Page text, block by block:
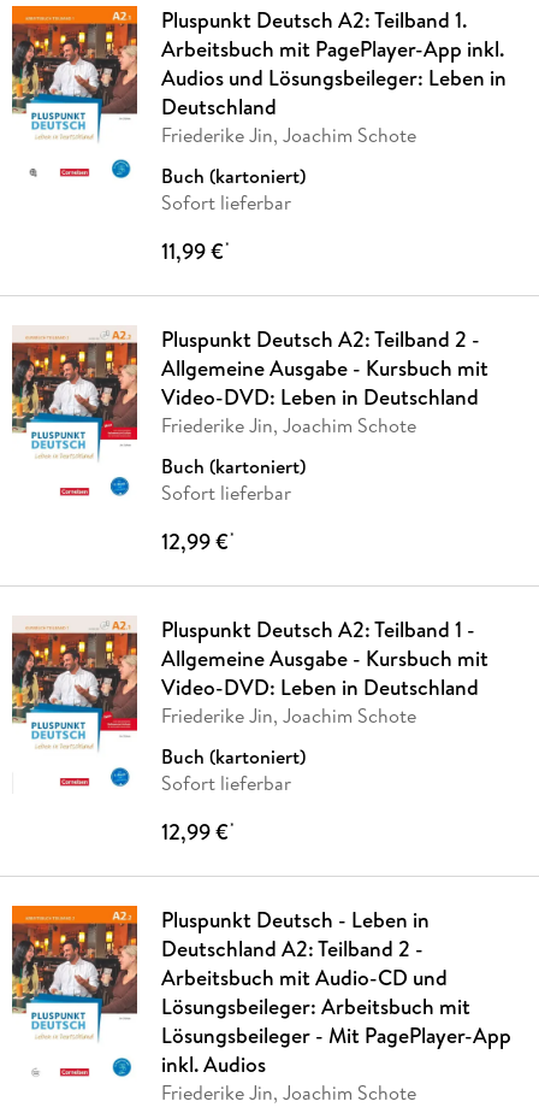
Pluspunkt Deutsch A2: Teilband 1.
Arbeitsbuch mit PagePlayer-App inkl.
Audios und Lösungsbeileger: Leben in
Deutschland
Friederike Jin, Joachim Schote
Buch (kartoniert)
Sofort lieferbar
11,99 €*
Pluspunkt Deutsch A2: Teilband 2 -
Allgemeine Ausgabe - Kursbuch mit
Video-DVD: Leben in Deutschland
Friederike Jin, Joachim Schote
Buch (kartoniert)
Sofort lieferbar
12,99 €*
Pluspunkt Deutsch A2: Teilband 1 -
Allgemeine Ausgabe - Kursbuch mit
Video-DVD: Leben in Deutschland
Friederike Jin, Joachim Schote
Buch (kartoniert)
Sofort lieferbar
12,99 €*
Pluspunkt Deutsch - Leben in
Deutschland A2: Teilband 2 -
Arbeitsbuch mit Audio-CD und
Lösungsbeileger: Arbeitsbuch mit
Lösungsbeileger - Mit PagePlayer-App
inkl. Audios
Friederike Jin, Joachim Schote